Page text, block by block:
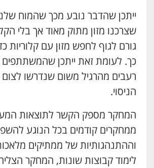
ייתכן שהדבר נובע מכך שהמוח
שצרכנו מזון מתוק מאוד אך בלי
גורם לגוף לחפש מזון עם קלוריות
כך. לעומת זאת ייתכן שהמשתתפים
רעבים מהרגיל משום שנדרשו
הניסוי.
המחקר מספק הקשר לתוצאות
ממחקרים קודמים בכל הנוגע
וההתנהגותיות של ממתיקים
לימוד קבוצות שונות, המחקר